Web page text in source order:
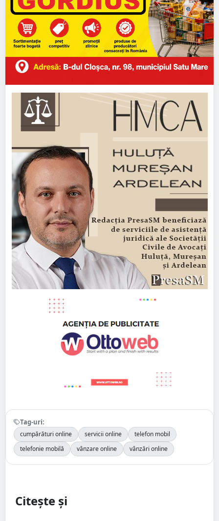
Tag-uri:
cumpărături online servicii online
telefon mobil
telefonie mobilă
vânzare online vânzări online
Citește și